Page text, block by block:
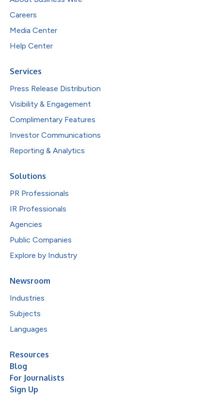
Careers
Media Center
Help Center
Services
Press Release Distribution
Visibility & Engagement
Complimentary Features
Investor Communications
Reporting & Analytics
Solutions
PR Professionals
IR Professionals
Agencies
Public Companies
Explore by Industry
Newsroom
Industries
Subjects
Languages
Resources
Blog
For Journalists
Sign Up